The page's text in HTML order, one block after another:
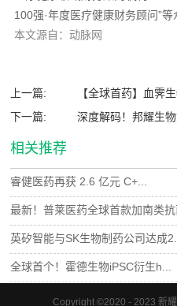
100强·年度医疗健康财务顾问”等
本文源自：动脉网
上一篇:
【全球首药】血霁
下一篇:
深度解码！邦耀生
相关推荐
睿健医药再获 2.6 亿元 C+...
最新！普莱医药全球首款加南类抗
英矽智能与SK生物制药公司达成2...
全球首个！霍德生物iPSC衍生h...
Copyright ©2020 - 2023 新